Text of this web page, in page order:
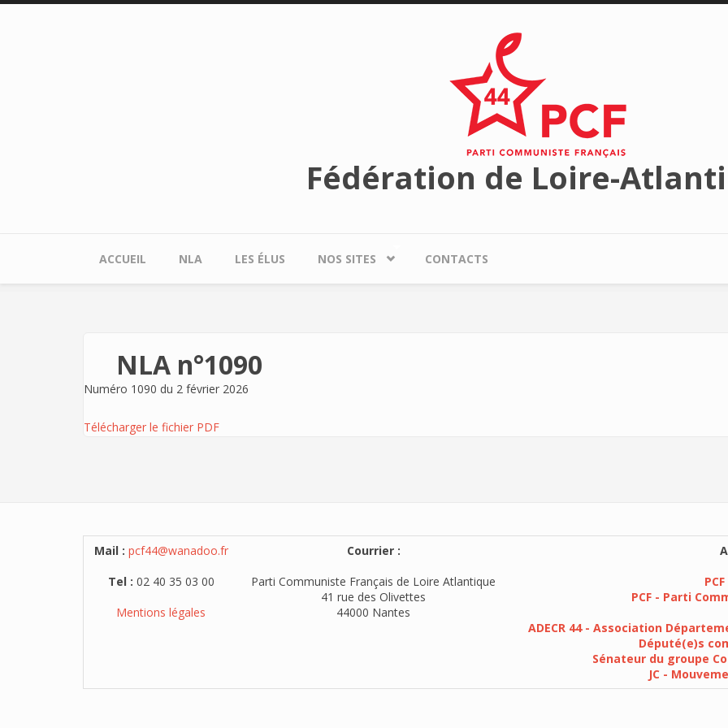
Aller au contenu principal
Fédération de Loire-
ACCUEIL NLA LES ÉLUS NOS SITES CONTACTS
NLA n°1090
Numéro 1090 du 2 février 2026
Télécharger le fichier PDF
Mail : pcf44@wanadoo.fr
Tel : 02 40 35 03 00
Mentions légales
Courrier :
Parti Communiste Français de Loire Atlantique
41 rue des Olivettes
44000 Nantes
PCF - Parti
ADECR 44 - Association
Député(e)s
Sénateur du groupe
JC -